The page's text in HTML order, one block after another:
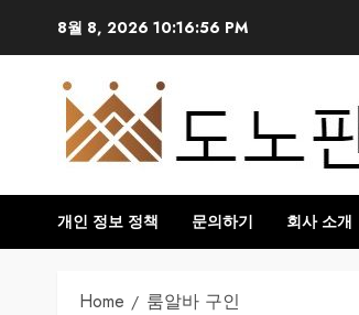
8월 8, 2026 10:16:56 PM
개인 정보 정책 문의하기 회사 소개
Home 룸알바 구인